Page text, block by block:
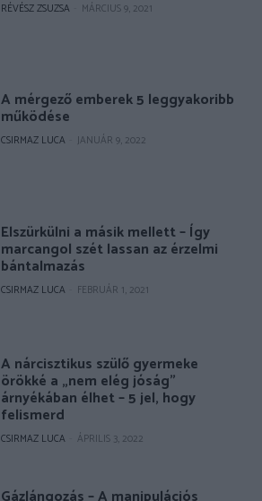
RÉVÉSZ ZSUZSA MÁRCIUS 9, 2021
A mérgező emberek 5 leggyakoribb
működése
CSIRMAZ LUCA JANUÁR 9, 2022
Elszürkülni a másik mellett – Így
marcangol szét lassan az érzelmi
bántalmazás
CSIRMAZ LUCA FEBRUÁR 1, 2021
A nárcisztikus szülő gyermeke
örökké a „nem elég jóság”
árnyékában élhet – 5 jel, hogy
felismerd
CSIRMAZ LUCA ÁPRILIS 3, 2022